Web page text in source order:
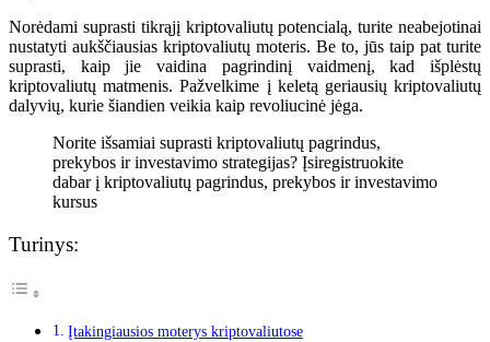
Norėdami suprasti tikrąjį kriptovaliutų potencialą, turite neabejotinai
nustatyti aukščiausias kriptovaliutų moteris. Be to, jūs taip pat turite
suprasti, kaip jie vaidina pagrindinį vaidmenį, kad išplėstų
kriptovaliutų matmenis. Pažvelkime į keletą geriausių kriptovaliutų
dalyvių, kurie šiandien veikia kaip revoliucinė jėga.
Norite išsamiai suprasti kriptovaliutų pagrindus,
prekybos ir investavimo strategijas? Įsiregistruokite
dabar į kriptovaliutų pagrindus, prekybos ir investavimo
kursus
Turinys:
Įtakingiausios moterys kriptovaliutose